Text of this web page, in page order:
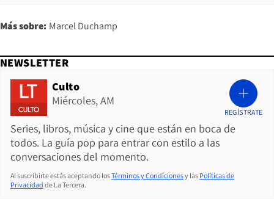
Más sobre: Marcel Duchamp
NEWSLETTER
Culto
Miércoles, AM
Series, libros, música y cine que están en boca de
todos. La guía pop para entrar con estilo a las
conversaciones del momento.
REGÍSTRATE
Al suscribirte estás aceptando losTérminos y Condicionesy las Políticas de
Privacidad de La Tercera.